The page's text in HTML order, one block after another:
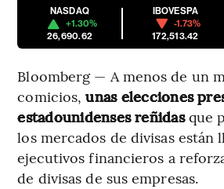
NASDAQ
+1.30%
26,690.62
IBOVESPA
-1.73%
172,513.42
Bloomberg — A menos de un
comicios,unas elecciones
estadounidenses reñidasque
los mercados de divisas están
ejecutivos financieros a
de divisas de sus empresas.